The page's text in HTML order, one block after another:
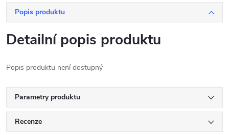
Popis produktu
Detailní popis produktu
Popis produktu není dostupný
Parametry produktu
Recenze